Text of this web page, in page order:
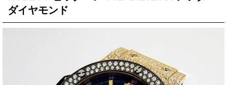
ダイヤモンド